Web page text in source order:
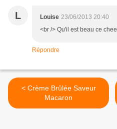
L Louise 23/06/2013 20:40
<br /> Qu'il est beau ce
Répondre
< Crème Brûlée Saveur
Macaron